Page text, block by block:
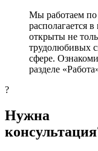
Мы работаем по
располагается
открыты не
трудолюбивых
сфере.
разделе
?
Нужна